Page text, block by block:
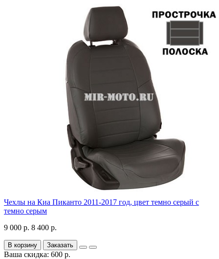
Чехлы на Киа Пиканто 2011-2017 год, цвет темно серый с
темно серым
9 000 р. 8 400 р.
В корзину Заказать
Ваша скидка: 600 р.